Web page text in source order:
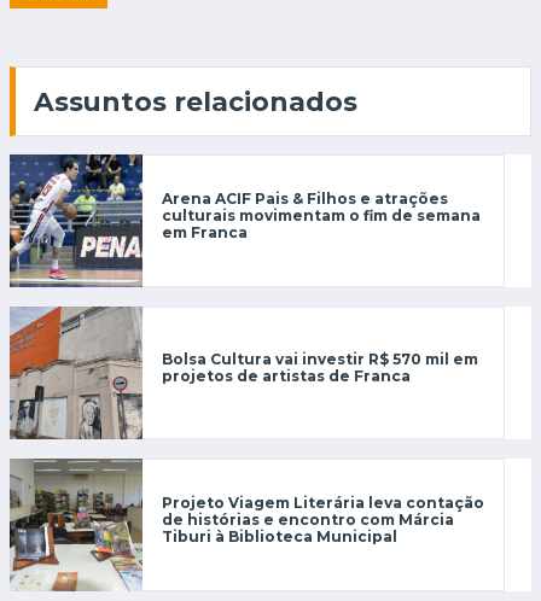
Assuntos relacionados
Arena ACIF Pais & Filhos e atrações
culturais movimentam o fim de semana
em Franca
Bolsa Cultura vai investir R$ 570 mil em
projetos de artistas de Franca
Projeto Viagem Literária leva contação
de histórias e encontro com Márcia
Tiburi à Biblioteca Municipal